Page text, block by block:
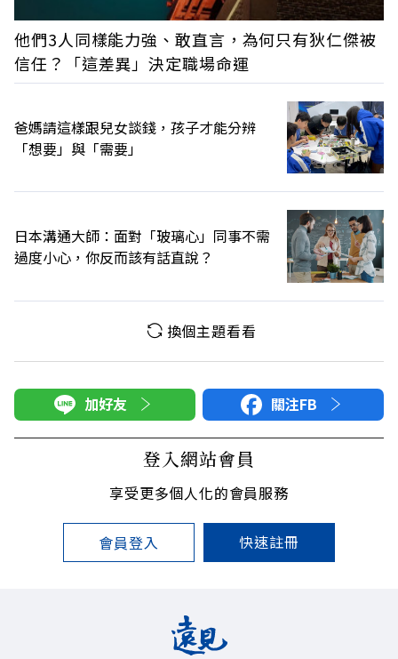
他們3人同樣能力強、敢直言，為何只有狄仁傑被
信任？「這差異」決定職場命運
爸媽請這樣跟兒女談錢，孩子才能分辨
「想要」與「需要」
日本溝通大師：面對「玻璃心」同事不需
過度小心，你反而該有話直說？
換個主題看看
加好友 關注FB
登入網站會員
享受更多個人化的會員服務
會員登入 快速註冊